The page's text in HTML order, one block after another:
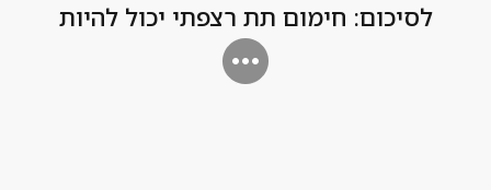
לסיכום: חימום תת רצפתי יכול להיות
דרך יעילה ויעילה לחימום הבית, אך לא
כל הבתים מתאימים למערכת חימום